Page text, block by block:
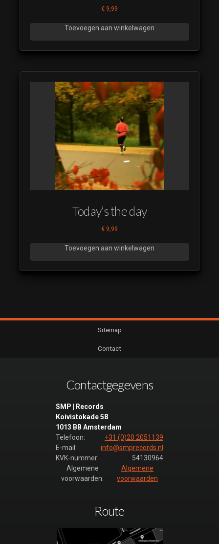
€ 9,99
Toevoegen aan winkelwagen
Today’s the day
€ 9,99
Toevoegen aan winkelwagen
Sitemap
Contact
Contactgegevens
SMP | Records
Koivistokade 58
1013 BB Amsterdam
Telefoon:
+31 (0)20 2051139
E-mail:
info@smprecords.nl
KVK-nummer:
54130964
Algemene
voorwaarden:
Algemene
voorwaarden
Route